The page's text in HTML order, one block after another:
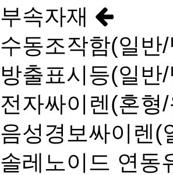
부속자재
수동조작함(일반
방출표시등(일반
전자싸이렌(혼형
음성경보싸이렌(
솔레노이드 연동